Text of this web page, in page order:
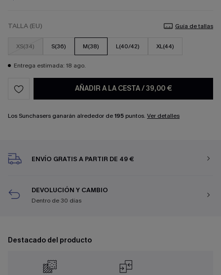
TALLA (EU) Guía de tallas
XS(34) S(36) M(38) L(40/42) XL(44)
Entrega estimada: 18 ago.
AÑADIR A LA CESTA/39,00 €
Los Sunchasers ganarán alrededor de195 puntos. Ver detalles
ENVÍO GRATIS A PARTIR DE 49 €
DEVOLUCIÓN Y CAMBIO
Dentro de 30 días
Destacado del producto